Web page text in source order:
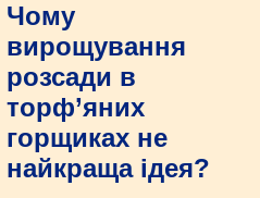
Чому
вирощування
розсади в
торф’яних
горщиках не
найкраща ідея?